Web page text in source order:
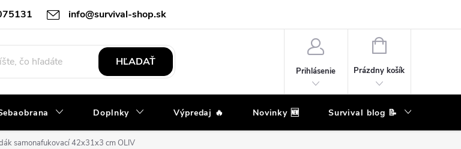
info@survival-shop.sk
Slovník pojmov Obchodné podmienky
HĽADAŤ
Prihlásenie
NÁKUPNÝ
Prázdny košík
Doplnky Výpredaj 🔥 Novinky 🆕 Survival blog 📝
samonafukovací 42x31x3 cm OLIV